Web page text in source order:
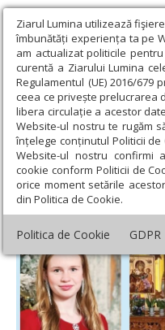
Ziarul Lumina utilizează
îmbunătăți experiența ta pe
am actualizat politicile
curentă a Ziarului Lumina
Regulamentul (UE) 2016/
ceea ce privește prelucrarea
libera circulație a acestor
Website-ul nostru te rugăm
înțelege conținutul Politicii
Website-ul nostru confirmi
cookie conform Politicii de
orice moment setările
din Politica de Cookie.
Politica de Cookie GDPR
Ziarul Lumina › Actualitate
românească pentru
Cântare
Germania